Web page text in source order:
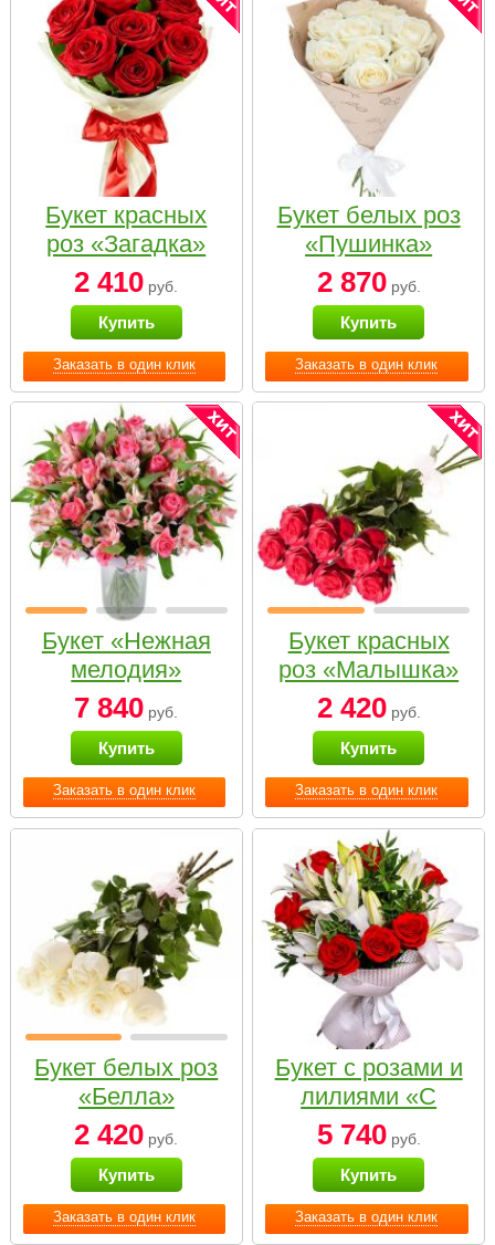
Заказать в один клик
Букет красных
роз «Загадка»
2 410 руб.
Купить
Заказать в один клик
Букет белых роз
«Пушинка»
2 870руб.
Купить
Заказать в один клик
Букет «Нежная
мелодия»
7 840 руб.
Купить
Заказать в один клик
Букет красных
роз «Малышка»
2 420руб.
Купить
Заказать в один клик
Букет белых роз
«Белла»
2 420 руб.
Купить
Заказать в один клик
Букет с розами и
лилиями «С
наилучшими
пожеланиями»
5 740руб.
Купить